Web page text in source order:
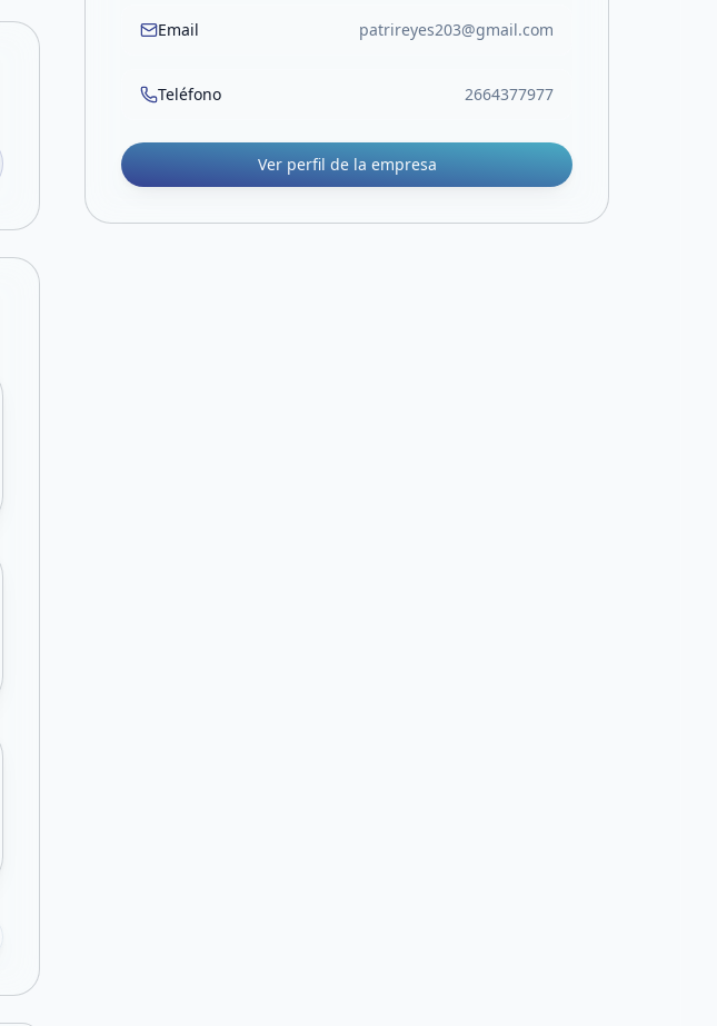
Email patrireyes203@gmail.com
Teléfono 2664377977
Ver perfil de la empresa